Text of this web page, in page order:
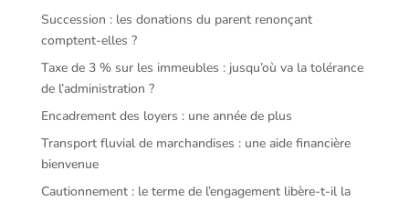
Succession : les donations du parent renonçant
comptent-elles ?
Taxe de 3 % sur les immeubles : jusqu’où va la tolérance
de l’administration ?
Encadrement des loyers : une année de plus
Transport fluvial de marchandises : une aide financière
bienvenue
Cautionnement : le terme de l’engagement libère-t-il la